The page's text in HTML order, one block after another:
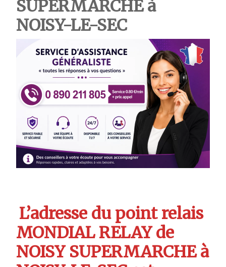
SUPERMARCHE à
NOISY-LE-SEC
L’adresse du point relais
MONDIAL RELAY de
NOISY SUPERMARCHE à